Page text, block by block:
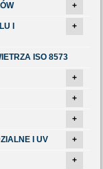
+
I
+
ISO 8573
+
+
+
I UV +
+